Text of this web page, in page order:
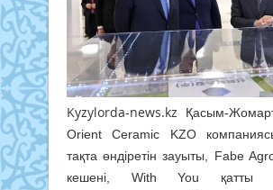
Kyzylorda-news.kz Қасым-
Orient Ceramic KZO
тақта өндіретін зауыты, Fabe
кешені, With You қатты